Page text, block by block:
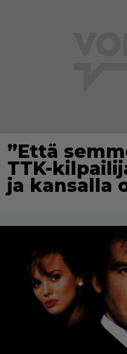
”Että
TTK-
ja kansalla